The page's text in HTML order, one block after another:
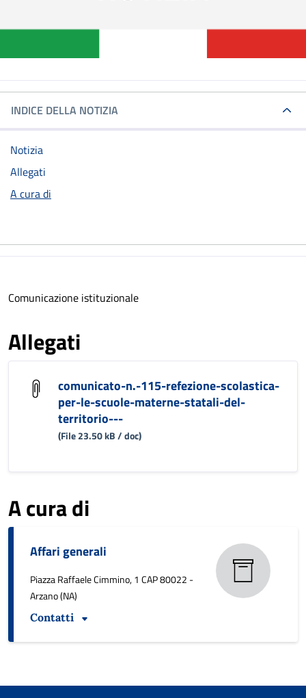
INDICE DELLA NOTIZIA
Notizia
Allegati
A cura di
Comunicazione istituzionale
Allegati
comunicato-n.-115-refezione-scolastica-
per-le-scuole-materne-statali-del-
territorio---
(File 23.50 kB / doc)
A cura di
Affari generali
Piazza Raffaele Cimmino, 1 CAP 80022 -
Arzano (NA)
Contatti